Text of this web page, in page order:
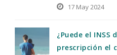
17 May 2024
¿Puede el INSS
prescripción el